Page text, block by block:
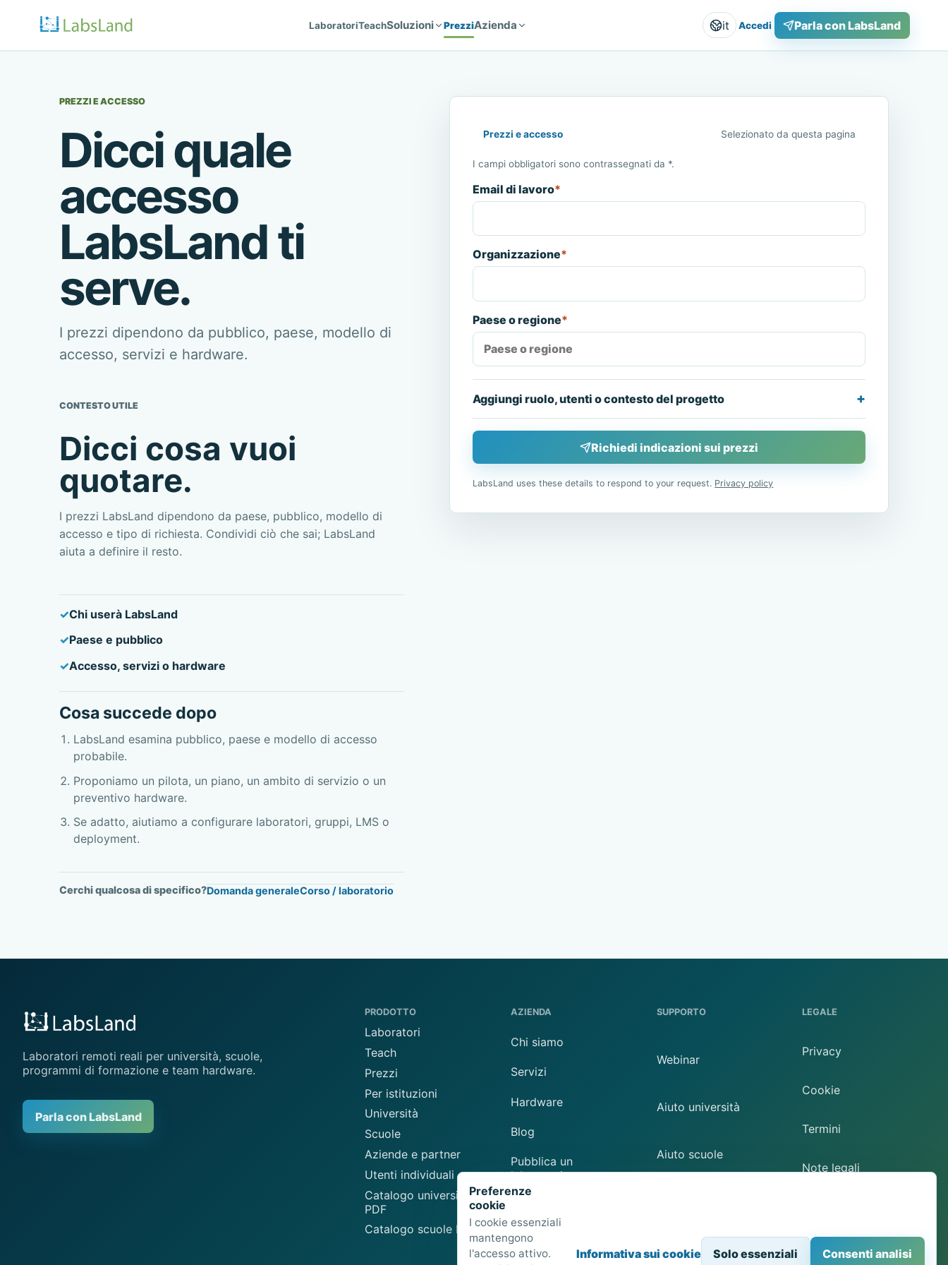
LaboratoriTeachSoluzioni PrezziAzienda it Accedi Parla con LabsLand
PREZZI E ACCESSO
Dicci quale
accesso
LabsLand ti
serve.
I prezzi dipendono da pubblico, paese, modello di
accesso, servizi e hardware.
Prezzi e accesso Selezionato da questa pagina
I campi obbligatori sono contrassegnati da *.
Email di lavoro*
Organizzazione*
Paese o regione*
Aggiungi ruolo, utenti o contesto del progetto
Richiedi indicazioni sui prezzi
LabsLand uses these details to respond to your request. Privacy policy
CONTESTO UTILE
Dicci cosa vuoi
quotare.
I prezzi LabsLand dipendono da paese, pubblico, modello di
accesso e tipo di richiesta. Condividi ciò che sai; LabsLand
aiuta a definire il resto.
Chi userà LabsLand
Paese e pubblico
Accesso, servizi o hardware
Cosa succede dopo
LabsLand esamina pubblico, paese e modello di accesso
probabile.
Proponiamo un pilota, un piano, un ambito di servizio o un
preventivo hardware.
Se adatto, aiutiamo a configurare laboratori, gruppi, LMS o
deployment.
Cerchi qualcosa di specifico?Domanda generaleCorso / laboratorio
Laboratori remoti reali per università, scuole,
programmi di formazione e team hardware.
Parla con LabsLand
PRODOTTO
Laboratori
Teach
Prezzi
Per istituzioni
Università
Scuole
Aziende e partner
Utenti individuali
Catalogo universitario
PDF
Catalogo scuole PDF
AZIENDA
Chi siamo
Servizi
Hardware
Blog
Pubblica un
laboratorio
laboratorio
SUPPORTO
Webinar
Aiuto università
Aiuto scuole
LEGALE
Privacy
Cookie
Termini
Note legali
Preferenze
cookie
I cookie essenziali
mantengono
l'accesso attivo.
Informativa sui cookie Solo essenziali Consenti analisi